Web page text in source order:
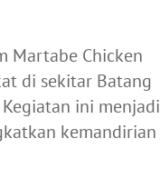
Martabe Chicken
di sekitar Batang
ini menjadi
kemandirian